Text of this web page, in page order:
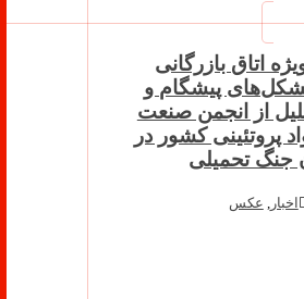
اتاق بازرگانی
پیشگام و
از انجمن صنعت
پروتئینی کشور در
جنگ تحمیلی
اخبار, عکس